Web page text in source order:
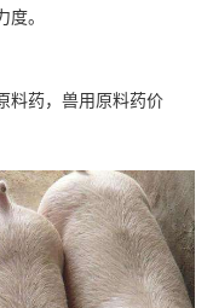
。
料药，兽用原料药价